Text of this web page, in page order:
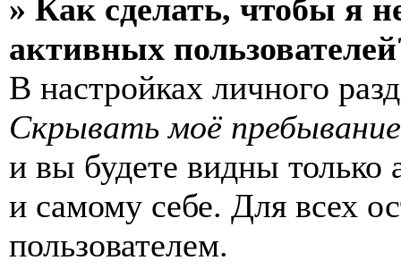
» Как сделать, чтобы я
активных
В настройках личного
Скрывать моё
и вы будете видны только
и самому себе. Для всех
пользователем.